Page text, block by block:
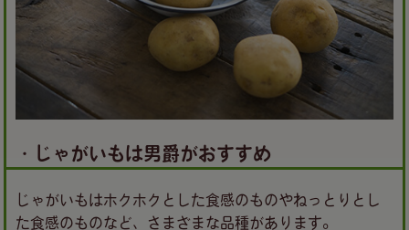
・じゃがいもは男爵がおすすめ
じゃがいもはホクホクとした食感のものやねっとりとし
た食感のものなど、さまざまな品種があります。